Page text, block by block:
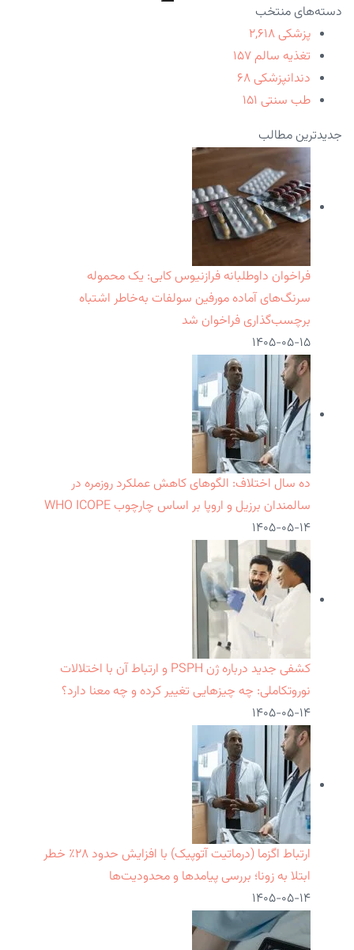
دسته‌های منتخب
پزشکی ۲,۶۱۸
تغذیه سالم ۱۵۷
دندانپزشکی ۶۸
طب سنتی ۱۵۱
جدیدترین مطالب
فراخوان داوطلبانه فرازنیوس کابی: یک محموله
سرنگ‌های آماده مورفین سولفات به‌خاطر اشتباه
برچسب‌گذاری فراخوان شد
۱۴۰۵-۰۵-۱۵
ده سال اختلاف: الگوهای کاهش عملکرد روزمره در
سالمندان برزیل و اروپا بر اساس چارچوب WHO ICOPE
۱۴۰۵-۰۵-۱۴
کشفی جدید درباره ژن PSPH و ارتباط آن با اختلالات
نوروتکاملی: چه چیزهایی تغییر کرده و چه معنا دارد؟
۱۴۰۵-۰۵-۱۴
ارتباط اگزما (درماتیت آتوپیک) با افزایش حدود ۲۸٪ خطر
ابتلا به زونا؛ بررسی پیامدها و محدودیت‌ها
۱۴۰۵-۰۵-۱۴